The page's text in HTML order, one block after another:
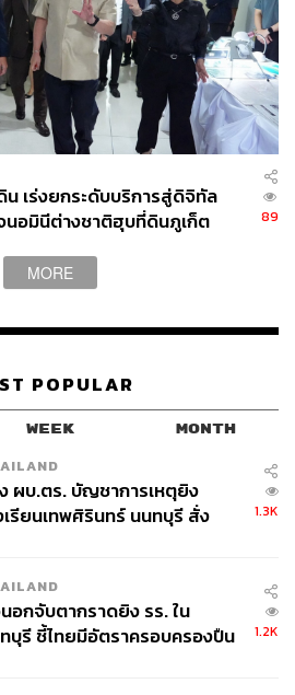
นด์ ดีเวลลอปเมนท์ (Central Land
THE AUTHOR
ธนิน กมลเลิศ
Creator ประจำ THE STANDARD
เร่งยกระดับบริการสู่ดิจิทัล
นอมินีต่างชาติฮุบที่ดินภูเก็ต
89
MORE
POPULAR
WEEK MONTH
ผบ.ตร. บัญชาการเหตุยิง
เรียนเทพศิรินทร์ นนทบุรี สั่ง
1.3K
อกจับตากราดยิง รร. ใน
บุรี ชี้ไทยมีอัตราครอบครองปืน
1.2K